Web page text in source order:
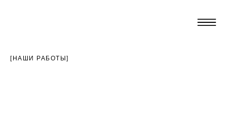
[НАШИ РАБОТЫ]